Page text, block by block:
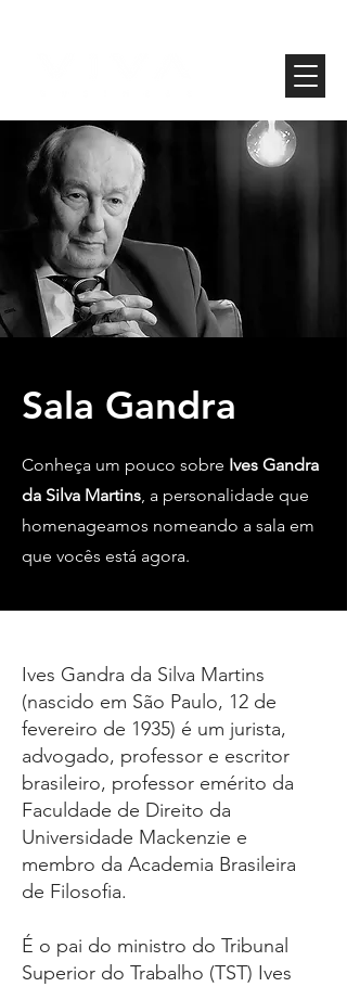
Sala Gandra
Conheça um pouco sobre Ives Gandra
da Silva Martins, a personalidade que
homenageamos nomeando a sala em
que vocês está agora.
Ives Gandra da Silva Martins
(nascido em São Paulo, 12 de
fevereiro de 1935) é um jurista,
advogado, professor e escritor
brasileiro, professor emérito da
Faculdade de Direito da
Universidade Mackenzie e
membro da Academia Brasileira
de Filosofia.
É o pai do ministro do Tribunal
Superior do Trabalho (TST) Ives